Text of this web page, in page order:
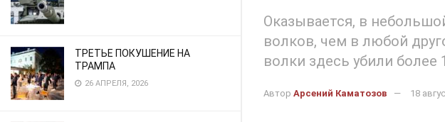
ТРЕТЬЕ ПОКУШЕНИЕ НА
ТРАМПА
26 АПРЕЛЯ, 2026
Оказывается, в
волков, чем в любой
волки здесь убили более
Автор Арсений Каматозов 18